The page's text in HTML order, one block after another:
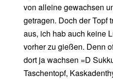
von alleine gewachsen
getragen. Doch der Topf
aus, ich hab auch keine
vorher zu gießen. Denn
dort ja wachsen =D
Taschentopf,